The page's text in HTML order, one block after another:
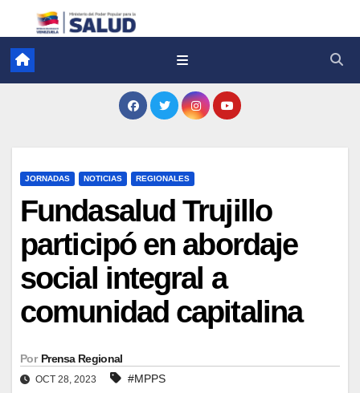
JORNADAS NOTICIAS REGIONALES
Fundasalud Trujillo
participó en abordaje
social integral a
comunidad capitalina
Por Prensa Regional
OCT 28, 2023 #MPPS